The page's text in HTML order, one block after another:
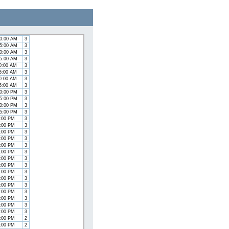
AM
3
AM
3
AM
3
AM
3
AM
3
AM
3
AM
3
AM
3
AM
3
PM
3
PM
3
PM
3
PM
3
PM
3
PM
3
PM
3
PM
3
PM
3
PM
3
PM
3
PM
3
PM
3
PM
3
PM
3
PM
3
PM
3
PM
3
PM
3
PM
2
PM
2